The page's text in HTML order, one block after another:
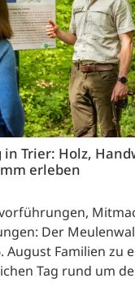
Trier: Holz,
erleben
Der
August Familien zu
Tag rund um